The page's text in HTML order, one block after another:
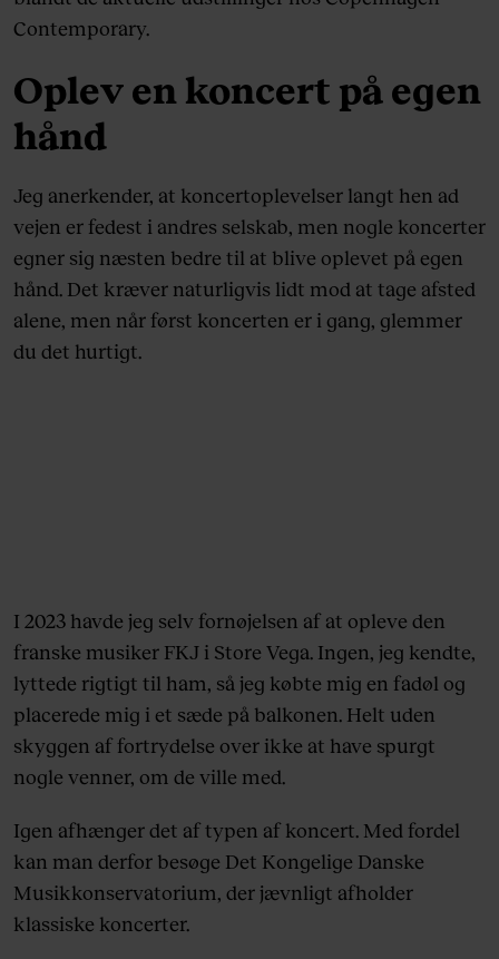
Contemporary.
Oplev en koncert på egen
hånd
Jeg anerkender, at koncertoplevelser langt hen ad
vejen er fedest i andres selskab, men nogle koncerter
egner sig næsten bedre til at blive oplevet på egen
hånd. Det kræver naturligvis lidt mod at tage afsted
alene, men når først koncerten er i gang, glemmer
du det hurtigt.
I 2023 havde jeg selv fornøjelsen af at opleve den
franske musiker FKJ i Store Vega. Ingen, jeg kendte,
lyttede rigtigt til ham, så jeg købte mig en fadøl og
placerede mig i et sæde på balkonen. Helt uden
skyggen af fortrydelse over ikke at have spurgt
nogle venner, om de ville med.
Igen afhænger det af typen af koncert. Med fordel
kan man derfor besøge Det Kongelige Danske
Musikkonservatorium, der jævnligt afholder
klassiske koncerter.